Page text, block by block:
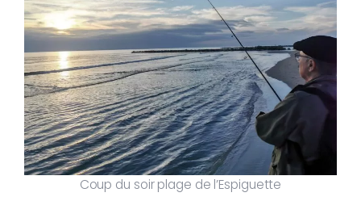
Coup du soir plage de l’Espiguette